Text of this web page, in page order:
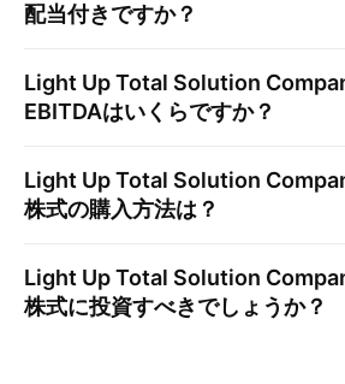
配当付きですか？
Light Up Total Solution
EBITDAはいくらですか？
Light Up Total Solution
株式の購入方法は？
Light Up Total Solution
株式に投資すべきでしょうか？